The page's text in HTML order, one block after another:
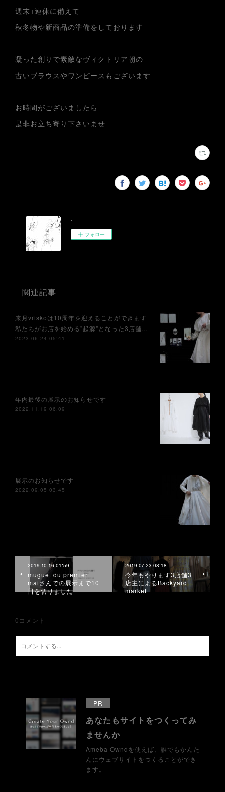
週末+連休に備えて
秋冬物や新商品の準備をしております
凝った創りで素敵なヴィクトリア朝の
古いブラウスやワンピースもございます
お時間がございましたら
是非お立ち寄り下さいませ
.
フォロー
関連記事
来月vriskoは10周年を迎えることができます⁡
私たちがお店を始める"起源"となった3店舗…
2023.06.24 05:41
年内最後の展示のお知らせです
2022.11.19 06:09
展示のお知らせです
2022.09.05 03:45
2019.10.16 01:59
muguet du premier
maiさんでの 展示まで10
日を切りました
2019.07.23 08:18
今年もやります3店舗3
店主によるBackyard
market
0 コメント
PR
あなたもサイトをつくってみ
ませんか
Ameba Owndを使えば、誰でもかんた
んにウェブサイトをつくることができ
ます。